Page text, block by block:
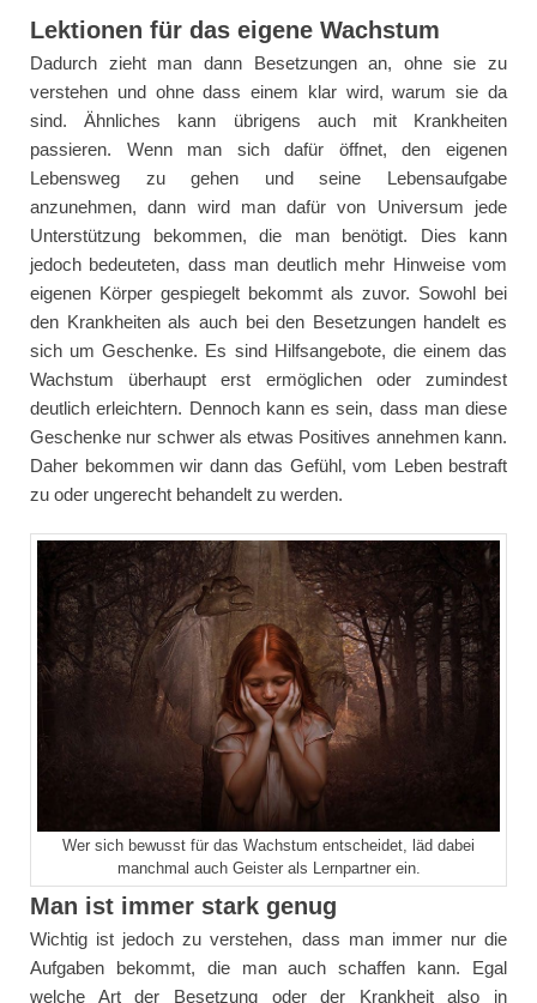
Lektionen für das eigene Wachstum
Dadurch zieht man dann Besetzungen an, ohne sie zu
verstehen und ohne dass einem klar wird, warum sie da
sind. Ähnliches kann übrigens auch mit Krankheiten
passieren. Wenn man sich dafür öffnet, den eigenen
Lebensweg zu gehen und seine Lebensaufgabe
anzunehmen, dann wird man dafür von Universum jede
Unterstützung bekommen, die man benötigt. Dies kann
jedoch bedeuteten, dass man deutlich mehr Hinweise vom
eigenen Körper gespiegelt bekommt als zuvor. Sowohl bei
den Krankheiten als auch bei den Besetzungen handelt es
sich um Geschenke. Es sind Hilfsangebote, die einem das
Wachstum überhaupt erst ermöglichen oder zumindest
deutlich erleichtern. Dennoch kann es sein, dass man diese
Geschenke nur schwer als etwas Positives annehmen kann.
Daher bekommen wir dann das Gefühl, vom Leben bestraft
zu oder ungerecht behandelt zu werden.
Wer sich bewusst für das Wachstum entscheidet, läd dabei
manchmal auch Geister als Lernpartner ein.
Man ist immer stark genug
Wichtig ist jedoch zu verstehen, dass man immer nur die
Aufgaben bekommt, die man auch schaffen kann. Egal
welche Art der Besetzung oder der Krankheit also in